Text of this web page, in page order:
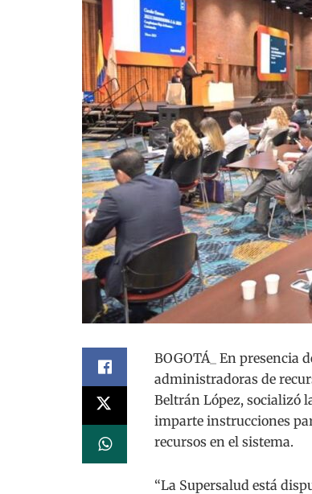
BOGOTÁ_ En presencia
administradoras de
Beltrán López, socializó
imparte instrucciones
recursos en el sistema.
“La Supersalud está